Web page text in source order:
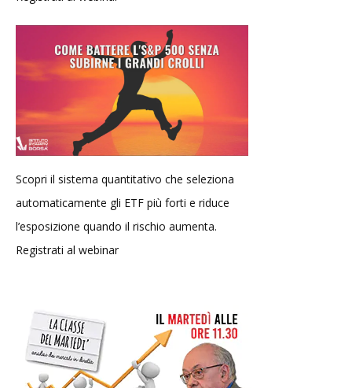
Scopri il sistema quantitativo che seleziona
automaticamente gli ETF più forti e riduce
l’esposizione quando il rischio aumenta.
Registrati al webinar